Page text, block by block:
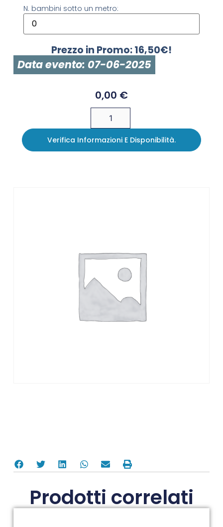
N. bambini sotto un metro:
Prezzo in Promo: 16,50€!
Data evento: 07-06-2025
0,00 €
Verifica Informazioni E Disponibilità.
Prodotti correlati